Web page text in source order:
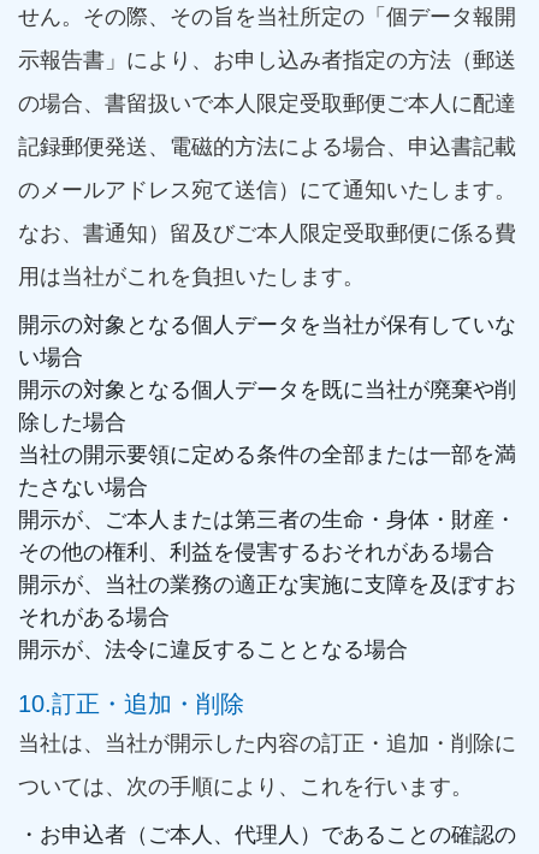
せん。その際、その旨を当社所定の「個データ報開
示報告書」により、お申し込み者指定の方法（郵送
の場合、書留扱いで本人限定受取郵便ご本人に配達
記録郵便発送、電磁的方法による場合、申込書記載
のメールアドレス宛て送信）にて通知いたします。
なお、書通知）留及びご本人限定受取郵便に係る費
用は当社がこれを負担いたします。
開示の対象となる個人データを当社が保有していな
い場合
開示の対象となる個人データを既に当社が廃棄や削
除した場合
当社の開示要領に定める条件の全部または一部を満
たさない場合
開示が、ご本人または第三者の生命・身体・財産・
その他の権利、利益を侵害するおそれがある場合
開示が、当社の業務の適正な実施に支障を及ぼすお
それがある場合
開示が、法令に違反することとなる場合
10.訂正・追加・削除
当社は、当社が開示した内容の訂正・追加・削除に
ついては、次の手順により、これを行います。
・お申込者（ご本人、代理人）であることの確認の